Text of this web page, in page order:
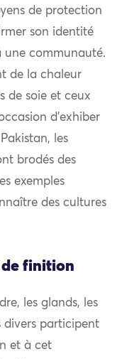
de protection
son identité
une communauté.
de la chaleur
de soie et ceux
d’exhiber
les
brodés des
exemples
des cultures
de finition
les glands, les
divers participent
et à cet